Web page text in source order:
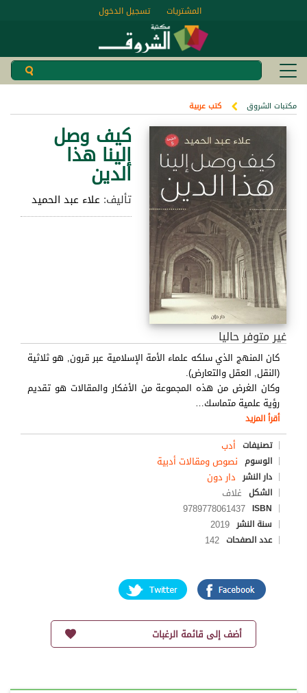
تسجيل الدخول المشتريات
مكتبات الشروق كتب عربية
كيف وصل
إلينا هذا
الدين
تأليف: علاء عبد الحميد
غير متوفر حاليا
كان المنهج الذي سلكه علماء الأمة الإسلامية عبر قرون, هو ثلاثية
(النقل, العقل والتعارض).
وكان الغرض من هذه المجموعة من الأفكار والمقالات هو تقديم
رؤية علمية متماسك…
أقرأ المزيد
تصنيفات أدب
الوسوم نصوص ومقالات أدبية
دار النشر دار دون
الشكل غلاف
ISBN
9789778061437
سنة النشر 2019
عدد الصفحات 142
أضف إلى قائمة الرغبات